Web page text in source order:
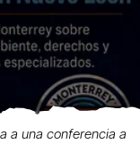
a una conferencia a